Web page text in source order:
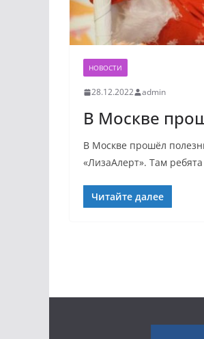
НОВОСТИ
28.12.2022 admin
В Москве
В Москве прошёл
«ЛизаАлерт». Там
Читайте далее